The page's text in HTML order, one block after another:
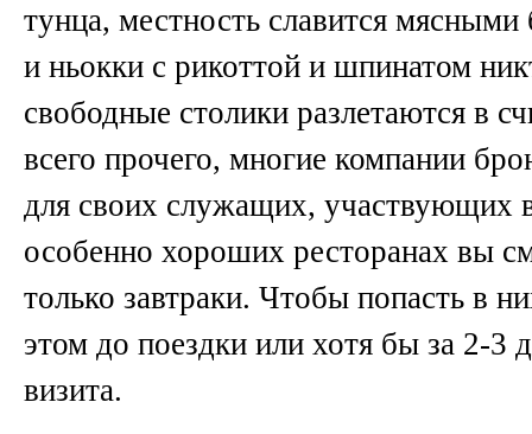
тунца, местность славится
и ньокки с рикоттой и шпинатом
свободные столики разлетаются в
всего прочего, многие компании
для своих служащих, участвующих
особенно хороших ресторанах вы
только завтраки. Чтобы попасть в
этом до поездки или хотя бы за 2-3
визита.